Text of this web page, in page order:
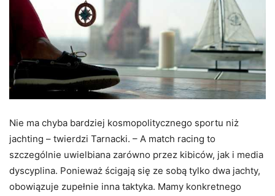
Nie ma chyba bardziej kosmopolitycznego sportu niż
jachting – twierdzi Tarnacki. – A match racing to
szczególnie uwielbiana zarówno przez kibiców, jak i media
dyscyplina. Ponieważ ścigają się ze sobą tylko dwa jachty,
obowiązuje zupełnie inna taktyka. Mamy konkretnego